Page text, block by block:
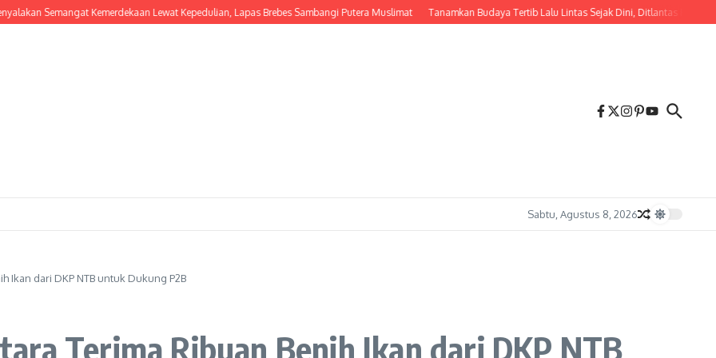
Semangat Kemerdekaan Lewat Kepedulian, Lapas Brebes Sambangi Putera Muslimat Tanamkan Budaya Tertib Lalu Lintas Sejak Dini, Ditlantas Polda NTB
Sabtu, Agustus 8, 2026
Ikan dari DKP NTB untuk Dukung P2B
Terima Ribuan Benih Ikan dari DKP NTB